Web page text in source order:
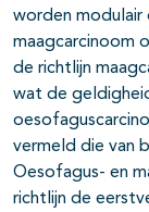
worden modulair
maagcarcinoom
de richtlijn
wat de
vermeld die van
Oesofagus- en
richtlijn de